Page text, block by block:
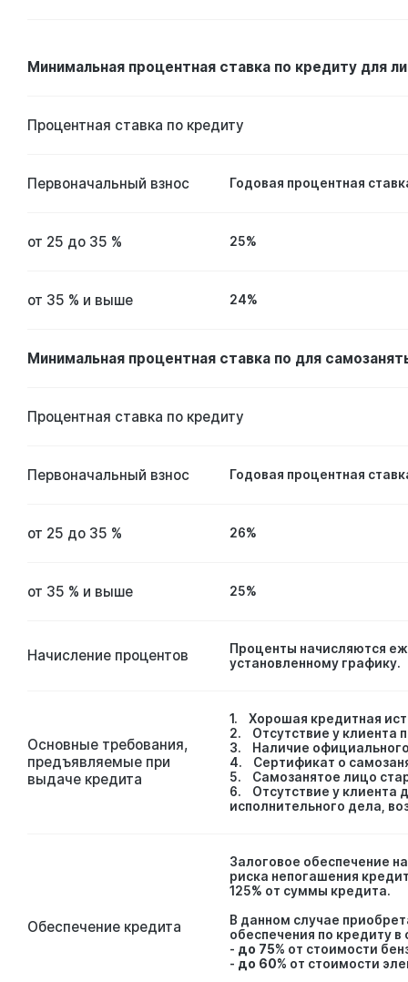
Минимальная процентная ставка по кредиту для
Процентная ставка по кредиту
Первоначальный взнос Годовая процентная
от 25 до 35 % 25%
от 35 % и выше 24%
Минимальная процентная ставка по для
Процентная ставка по кредиту
Первоначальный взнос Годовая процентная
от 25 до 35 % 26%
от 35 % и выше 25%
Начисление процентов
Проценты начисляются
установленному графику.
Основные требования,
предъявляемые при
выдаче кредита
1. Хорошая кредитная
2. Отсутствие у клиента
3. Наличие
4. Сертификат о
5. Самозанятое лицо
6. Отсутствие у клиента
исполнительного дела,
Обеспечение кредита
Залоговое обеспечение
риска непогашения
125% от суммы кредита.
В данном случае
обеспечения по кредиту
- до 75% от стоимости
- до 60% от стоимости